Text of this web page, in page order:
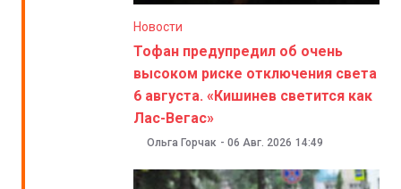
Новости
Тофан предупредил об очень
высоком риске отключения света
6 августа. «Кишинев светится как
Лас-Вегас»
Ольга Горчак - 06 Авг. 2026 14:49